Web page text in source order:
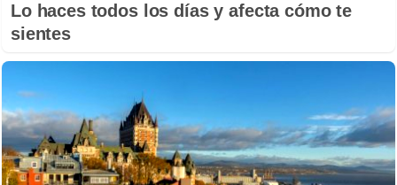
Lo haces todos los días y afecta cómo te
sientes